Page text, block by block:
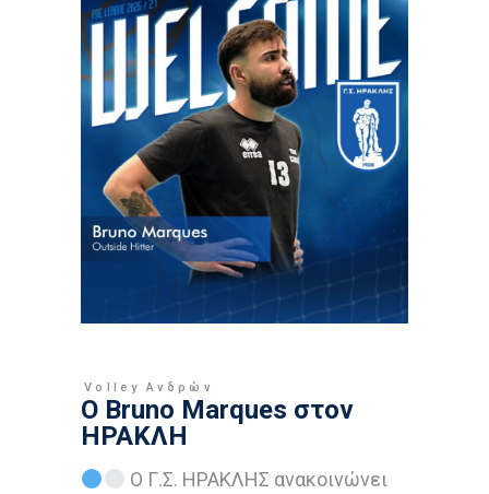
Volley Ανδρών
Ο Bruno Marques στον
ΗΡΑΚΛΗ
Ο Γ.Σ. ΗΡΑΚΛΗΣ ανακοινώνει